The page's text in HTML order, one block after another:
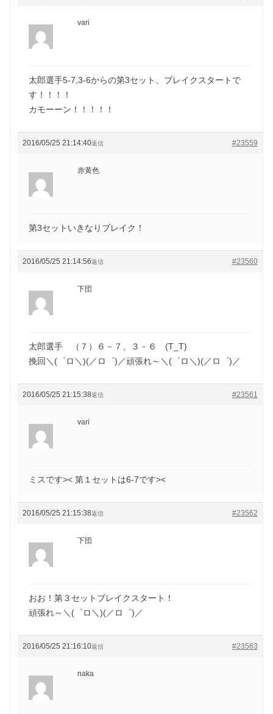
vari
太郎選手5-7,3-6からの第3セット、ブレイクスタートで
す！！！！
カモーーン！！！！！
2016/05/25 21:14:40 #23559
返信
赤黄色
第3セットいきなりブレイク！
2016/05/25 21:14:56 #23560
返信
下団
太郎選手 （７）６－７、３－６ (T_T)
挽回＼(゜ロ＼)(／ロ゜)／頑張れ～＼(゜ロ＼)(／ロ゜)／
2016/05/25 21:15:38 #23561
返信
vari
ミスです>< 第１セットは6-7です><
2016/05/25 21:15:38 #23562
返信
下団
おお！第３セットブレイクスタート！
頑張れ～＼(゜ロ＼)(／ロ゜)／
2016/05/25 21:16:10 #23563
返信
naka